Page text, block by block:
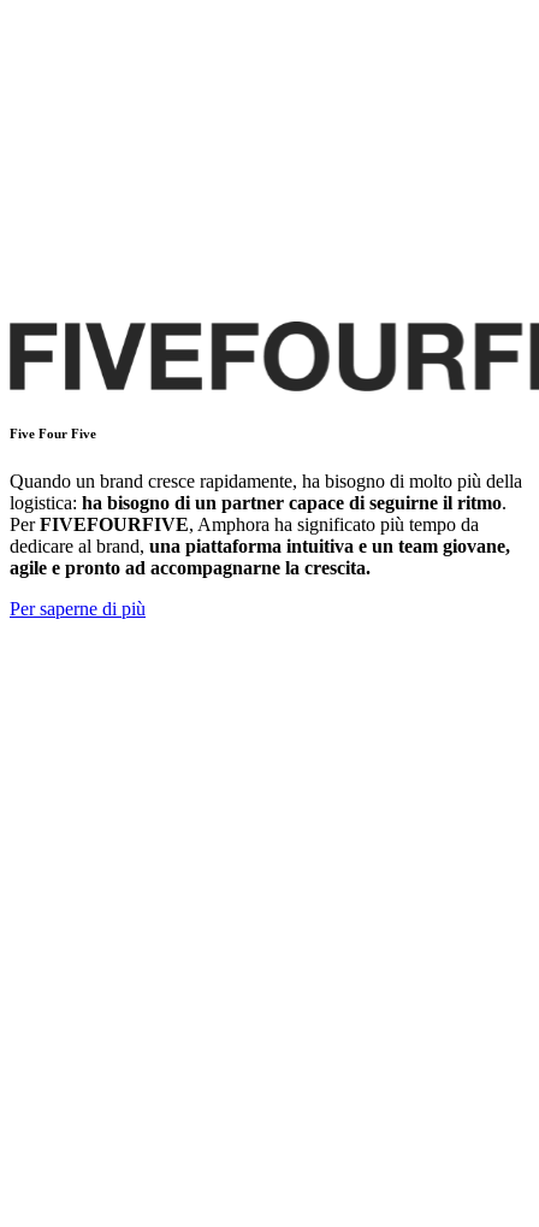
Five Four Five
Quando un brand cresce rapidamente, ha bisogno di molto più della
logistica: ha bisogno di un partner capace di seguirne il ritmo.
PerFIVEFOURFIVE, Amphora ha significato più tempo da
dedicare al brand, una piattaforma intuitiva e un team giovane,
agile e pronto ad accompagnarne la crescita.
Per saperne di più